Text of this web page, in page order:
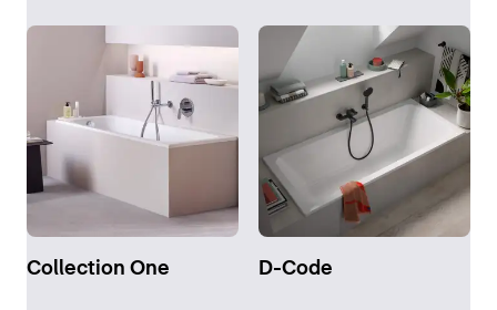
Collection One D-Code